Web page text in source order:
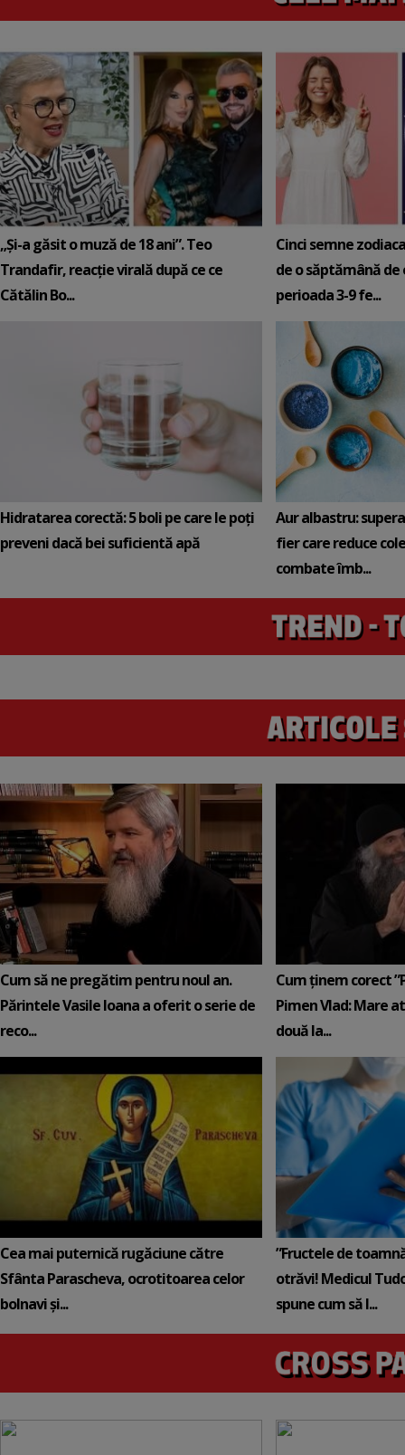
„Și-a găsit o muză de 18 ani”. Teo
Trandafir, reacție virală după ce ce
Cătălin Bo...
Cinci semne
de o săptămână de
perioada 3-9 fe...
Hidratarea corectă: 5 boli pe care le poți
preveni dacă bei suficientă apă
Aur albastru:
fier care reduce
combate îmb...
Cum să ne pregătim pentru noul an.
Părintele Vasile Ioana a oferit o serie de
reco...
Cum ținem corect
Pimen Vlad: Mare
două la...
Cea mai puternică rugăciune către
Sfânta Parascheva, ocrotitoarea celor
bolnavi și...
”Fructele de
otrăvi! Medicul
spune cum să l...